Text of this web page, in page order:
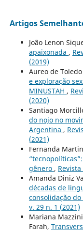
Artigos
João Lenon
apaixonada ,
(2019)
Aureo de
e exploração
MINUSTAH ,
(2020)
Santiago
do nojo no
Argentina ,
(2021)
Fernanda
gênero ,
Amanda Diniz
décadas de
consolidação
v. 29 n. 1 (2021)
Mariana
Farah,